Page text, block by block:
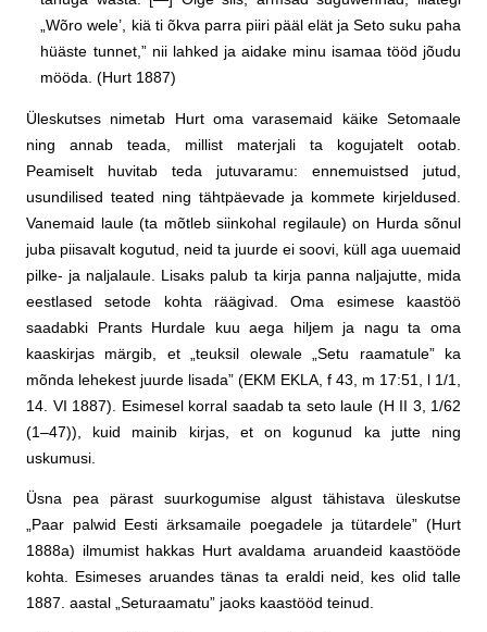
„Wõro wele’, kiä ti õkva parra piiri pääl elät ja Seto suku paha
hüäste tunnet,” nii lahked ja aidake minu isamaa tööd jõudu
mööda. (Hurt 1887)
Üleskutses nimetab Hurt oma varasemaid käike Setomaale
ning annab teada, millist materjali ta kogujatelt ootab.
Peamiselt huvitab teda jutuvaramu: ennemuistsed jutud,
usundilised teated ning tähtpäevade ja kommete kirjeldused.
Vanemaid laule (ta mõtleb siinkohal regilaule) on Hurda sõnul
juba piisavalt kogutud, neid ta juurde ei soovi, küll aga uuemaid
pilke- ja naljalaule. Lisaks palub ta kirja panna naljajutte, mida
eestlased setode kohta räägivad. Oma esimese kaastöö
saadabki Prants Hurdale kuu aega hiljem ja nagu ta oma
kaaskirjas märgib, et „teuksil olewale „Setu raamatule” ka
mõnda lehekest juurde lisada” (EKM EKLA, f 43, m 17:51, l 1/1,
14. VI 1887). Esimesel korral saadab ta seto laule (H II 3, 1/62
(1–47)), kuid mainib kirjas, et on kogunud ka jutte ning
uskumusi.
Üsna pea pärast suurkogumise algust tähistava üleskutse
„Paar palwid Eesti ärksamaile poegadele ja tütardele” (Hurt
1888a) ilmumist hakkas Hurt avaldama aruandeid kaastööde
kohta. Esimeses aruandes tänas ta eraldi neid, kes olid talle
1887. aastal „Seturaamatu” jaoks kaastööd teinud.